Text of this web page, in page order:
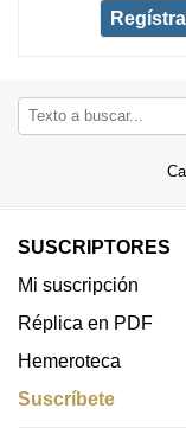
SUSCRIPTORES
Mi suscripción
Réplica en PDF
Hemeroteca
Suscríbete